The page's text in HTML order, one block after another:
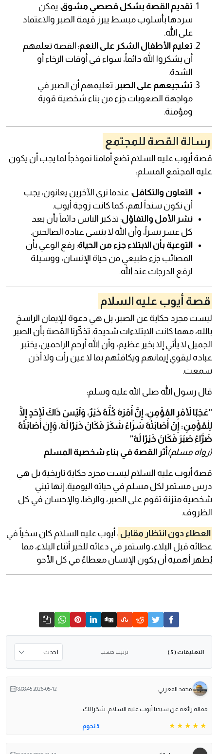
تقديم القصة بشكل قصصي مشوق: يمكن
سردها بأسلوب مبسط يبرز قيمة الصبر والاعتماد
على الله.
تعليم الأطفال الشكر على النعم: القصة تعلمهم
أن يشكروا الله دائماً، سواء في أوقات الرخاء أو
الشدة.
تشجيعهم على الصبر : تعليمهم أن الصبر في
مواجهة الصعوبات جزء من بناء شخصية قوية
ومؤمنة.
رسالة القصة للمجتمع
قصة أيوب عليه السلام تضع أمامنا نموذجاً لما يجب أن يكون
عليه المجتمع المسلم:
التعاون والتكافل: عندما نرى الآخرين يعانون، يجب
أن نكون سنداً لهم، كما كانت زوجة أيوب.
نشر الأمل والتفاؤل: تذكير الناس دائماً بأن بعد
كل عسر يسراً، وأن الله لا ينسى عباده الصالحين.
التوعية بأن الابتلاء جزء من الحياة: رفع الوعي بأن
المصائب جزء طبيعي من حياة الإنسان، ووسيلة
لرفع الدرجات عند الله.
قصة أيوب عليه السلام
ليست مجرد حكاية عن الصبر، بل هي دعوة للإيمان الراسخ
بالله، مهما كانت الابتلاءات شديدة. تذكّرنا القصة بأن الصبر
الجميل لا يأتي إلا بخير عظيم، وأن الله أرحم الراحمين، يختبر
عباده ليقوي إيمانهم ويكافئهم بما لا عين رأت ولا أذن
سمعت.
قال رسول الله صلى الله عليه وسلم:
"عَجَبًا لأَمْرِ المُؤْمِنِ، إِنَّ أَمْرَهُ كُلَّهُ خَيْرٌ، وَلَيْسَ ذَاكَ لِأَحَدٍ إِلَّا
لِلْمُؤْمِنِ: إِنْ أَصَابَتْهُ سَرَّاءُ شَكَرَ فَكَانَ خَيْرًا لَهُ، وَإِنْ أَصَابَتْهُ
ضَرَّاءُ صَبَرَ فَكَانَ خَيْرًا لَهُ"
(رواه مسلم)أثر القصة في بناء شخصية المسلم
قصة أيوب عليه السلام ليست مجرد حكاية تاريخية بل هي
درس مستمر لكل مسلم في حياته اليومية. إنها تبني
شخصية متزنة تقوم على الصبر، والرضا، والإحسان في كل
الظروف.
العطاء دون انتظار مقابل : أيوب عليه السلام كان سخياً في
عطائه قبل البلاء، واستمر في دعائه للخير أثناء البلاء، مما
يُظهر أهمية أن يكون الإنسان معطاءً في كل الأحو
التعليقات ( 5 ) ترتيب حسب
محمد المغربي 2026-05-12 18:08:45
مقالة رائعة عن سيدنا أيوب عليه السلام. شكرا لك.
5 نجوم